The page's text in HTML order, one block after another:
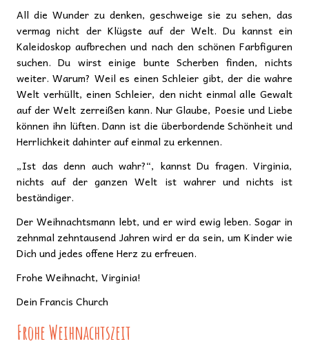
All die Wunder zu denken, geschweige sie zu sehen, das
vermag nicht der Klügste auf der Welt. Du kannst ein
Kaleidoskop aufbrechen und nach den schönen Farbfiguren
suchen. Du wirst einige bunte Scherben finden, nichts
weiter. Warum? Weil es einen Schleier gibt, der die wahre
Welt verhüllt, einen Schleier, den nicht einmal alle Gewalt
auf der Welt zerreißen kann. Nur Glaube, Poesie und Liebe
können ihn lüften. Dann ist die überbordende Schönheit und
Herrlichkeit dahinter auf einmal zu erkennen.
„Ist das denn auch wahr?“, kannst Du fragen. Virginia,
nichts auf der ganzen Welt ist wahrer und nichts ist
beständiger.
Der Weihnachtsmann lebt, und er wird ewig leben. Sogar in
zehnmal zehntausend Jahren wird er da sein, um Kinder wie
Dich und jedes offene Herz zu erfreuen.
Frohe Weihnacht, Virginia!
Dein Francis Church
Frohe Weihnachtszeit